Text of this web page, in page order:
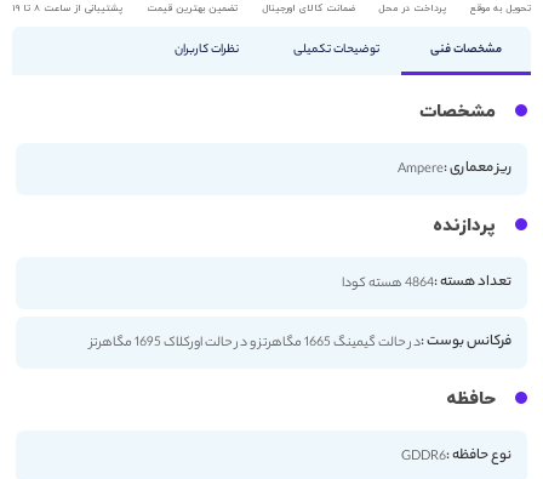
تحویل به موقع پرداخت در محل ضمانت کالای اورجینال تضمین بهترین قیمت پشتیبانی از ساعت 8 تا 19
مشخصات فنی توضیحات تکمیلی نظرات کاربران
مشخصات
ریز معماری :Ampere
پردازنده
تعداد هسته :4864 هسته کودا
فرکانس بوست :در حالت گیمینگ 1665 مگاهرتز و در حالت اورکلاک 1695 مگاهرتز
حافظه
نوع حافظه :GDDR6